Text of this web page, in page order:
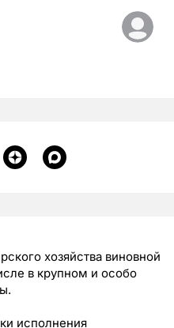
хозяйства виновной
в крупном и особо
исполнения